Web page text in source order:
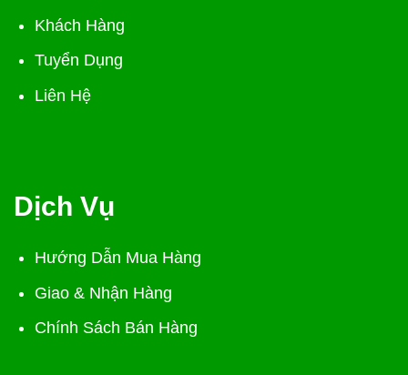
Khách Hàng
Tuyển Dụng
Liên Hệ
Dịch Vụ
Hướng Dẫn Mua Hàng
Giao & Nhận Hàng
Chính Sách Bán Hàng